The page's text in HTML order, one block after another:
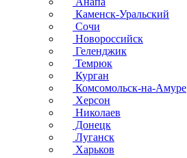
Каменск-Уральский
Сочи
Новороссийск
Геленджик
Темрюк
Курган
Комсомольск-на-Амуре
Херсон
Николаев
Донецк
Луганск
Харьков